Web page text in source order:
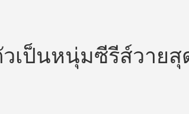
วเป็นหนุ่มซีรีส์วายสุ